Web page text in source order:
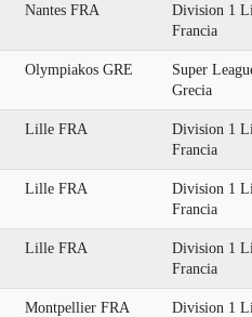
Nantes FRA
Division 1
Francia
Olympiakos GRE
Super
Grecia
Lille FRA
Division 1
Francia
Lille FRA
Division 1
Francia
Lille FRA
Division 1
Francia
Montpellier FRA
Division 1